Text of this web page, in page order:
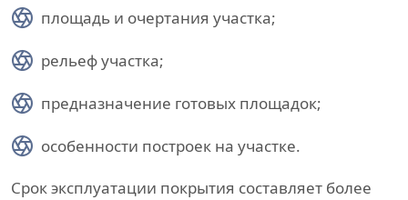
площадь и очертания участка;
рельеф участка;
предназначение готовых площадок;
особенности построек на участке.
Срок эксплуатации покрытия составляет более